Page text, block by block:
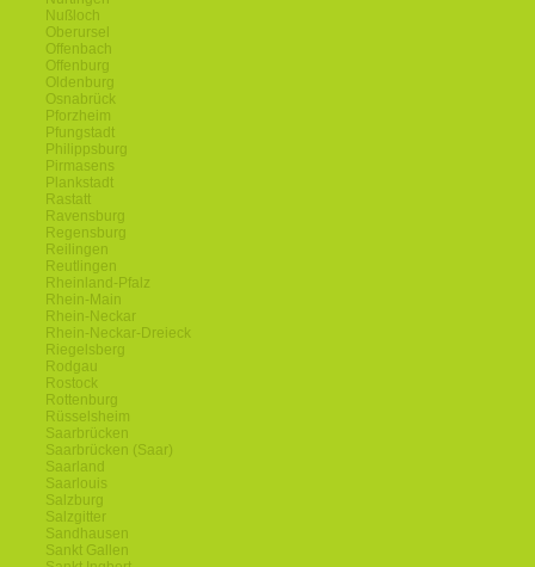
Nußloch
Oberursel
Offenbach
Offenburg
Oldenburg
Osnabrück
Pforzheim
Pfungstadt
Philippsburg
Pirmasens
Plankstadt
Rastatt
Ravensburg
Regensburg
Reilingen
Reutlingen
Rheinland-Pfalz
Rhein-Main
Rhein-Neckar
Rhein-Neckar-Dreieck
Riegelsberg
Rodgau
Rostock
Rottenburg
Rüsselsheim
Saarbrücken
Saarbrücken (Saar)
Saarland
Saarlouis
Salzburg
Salzgitter
Sandhausen
Sankt Gallen